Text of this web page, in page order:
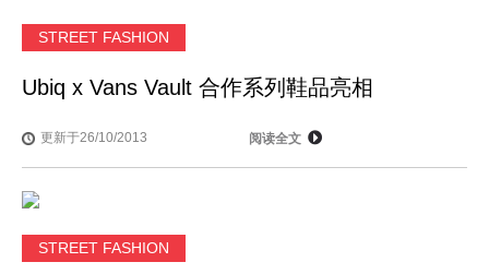
STREET FASHION
Ubiq x Vans Vault 合作系列鞋品亮相
更新于26/10/2013 阅读全文
STREET FASHION